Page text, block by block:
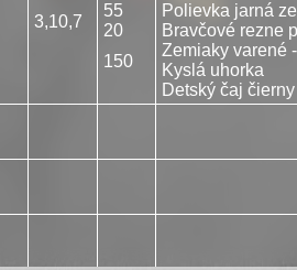
3,10,7
55
20
150
Polievka jarná
Bravčové rezne
Zemiaky varené
Kyslá uhorka
Detský čaj